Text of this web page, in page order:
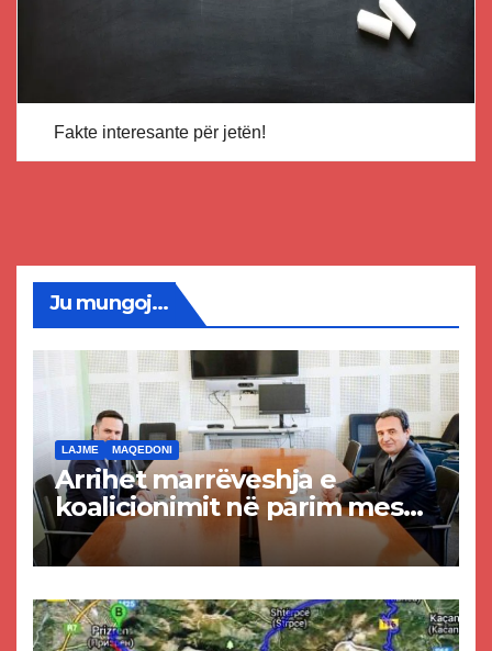
Fakte interesante për jetën!
Ju mungoj...
LAJME MAQEDONI
Arrihet marrëveshja e
koalicionimit në parim mes
Kurtit dhe Abdixhikut